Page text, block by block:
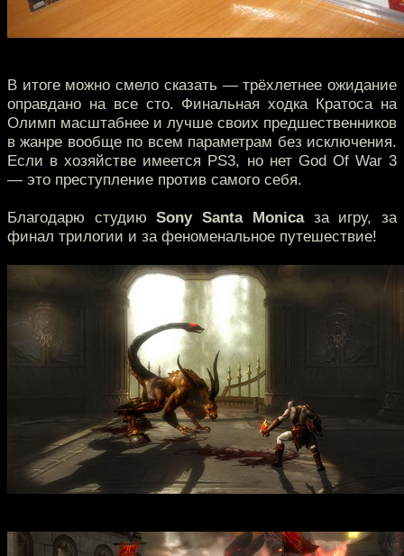
В итоге можно смело сказать — трёхлетнее ожидание
оправдано на все сто. Финальная ходка Кратоса на
Олимп масштабнее и лучше своих предшественников
в жанре вообще по всем параметрам без исключения.
Если в хозяйстве имеется PS3, но нет God Of War 3
— это преступление против самого себя.
Благодарю студиюSony Santa Monicaза игру, за
финал трилогии и за феноменальное путешествие!